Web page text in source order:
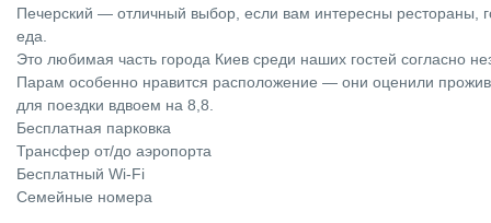
Печерский — отличный выбор, если вам интересны рестораны,
еда.
Это любимая часть города Киев среди наших гостей согласно
Парам особенно нравится расположение — они оценили
для поездки вдвоем на 8,8.
Бесплатная парковка
Трансфер от/до аэропорта
Бесплатный Wi-Fi
Семейные номера